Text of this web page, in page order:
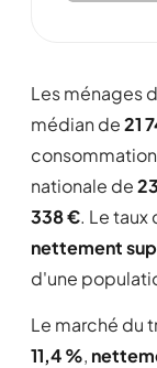
Les ménages
médian de21
nationale de
338 €. Le taux
nettement
d'une
Le marché du
11,4 %,